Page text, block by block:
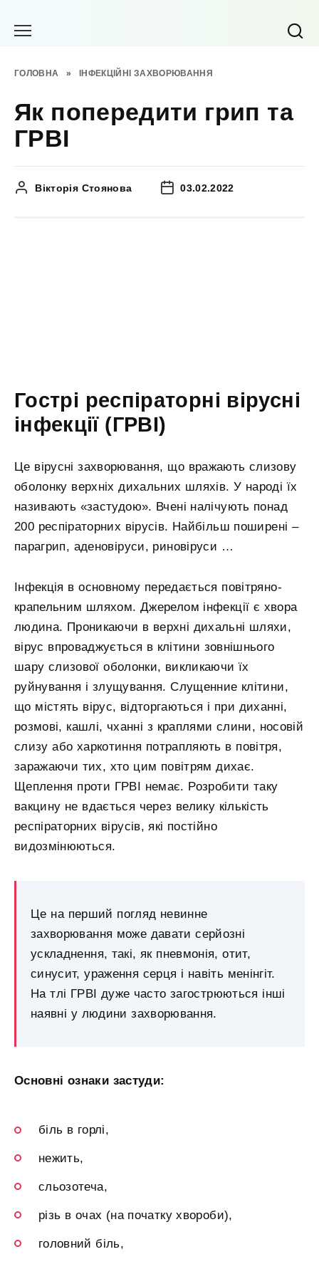
ГОЛОВНА » ІНФЕКЦІЙНІ ЗАХВОРЮВАННЯ
Як попередити грип та
ГРВІ
Вікторія Стоянова 03.02.2022
Гострі респіраторні вірусні
інфекції (ГРВІ)
Це вірусні захворювання, що вражають слизову
оболонку верхніх дихальних шляхів. У народі їх
називають «застудою». Вчені налічують понад
200 респіраторних вірусів. Найбільш поширені –
парагрип, аденовіруси, риновіруси …
Інфекція в основному передається повітряно-
крапельним шляхом. Джерелом інфекції є хвора
людина. Проникаючи в верхні дихальні шляхи,
вірус впроваджується в клітини зовнішнього
шару слизової оболонки, викликаючи їх
руйнування і злущування. Слущенние клітини,
що містять вірус, відторгаються і при диханні,
розмові, кашлі, чханні з краплями слини, носовій
слизу або харкотиння потрапляють в повітря,
заражаючи тих, хто цим повітрям дихає.
Щеплення проти ГРВІ немає. Розробити таку
вакцину не вдається через велику кількість
респіраторних вірусів, які постійно
видозмінюються.
Це на перший погляд невинне
захворювання може давати серйозні
ускладнення, такі, як пневмонія, отит,
синусит, ураження серця і навіть менінгіт.
На тлі ГРВІ дуже часто загострюються інші
наявні у людини захворювання.
Основні ознаки застуди:
біль в горлі,
нежить,
сльозотеча,
різь в очах (на початку хвороби),
головний біль,